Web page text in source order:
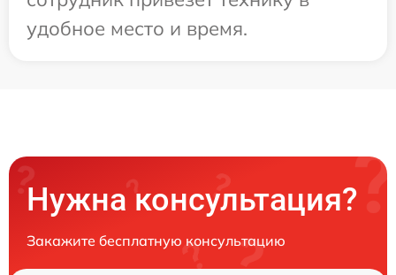
удобное место и время.
Нужна консультация?
Закажите бесплатную консультацию